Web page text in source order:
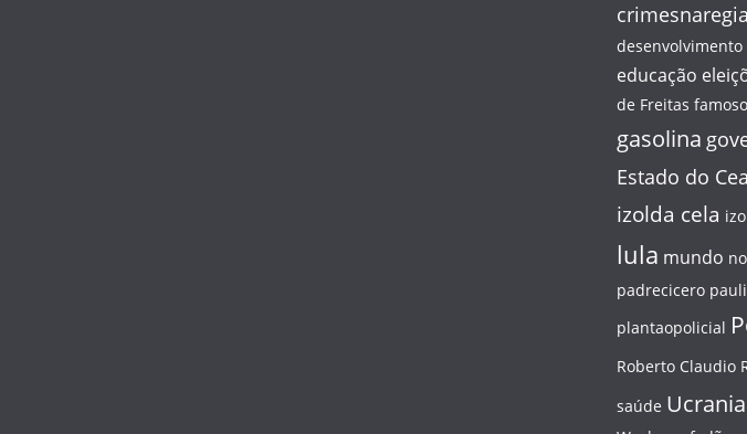
desenvolvimento
educação
de Freitas
gasolina
Estado do
izolda cela
lula mundo
padrecicero
plantaopolicial
Roberto Claudio
saúde Ucrania